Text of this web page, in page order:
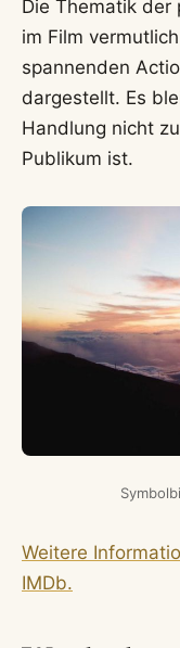
Die Thematik der
im Film
spannenden
dargestellt. Es
Handlung nicht
Publikum ist.
Weitere
IMDb.